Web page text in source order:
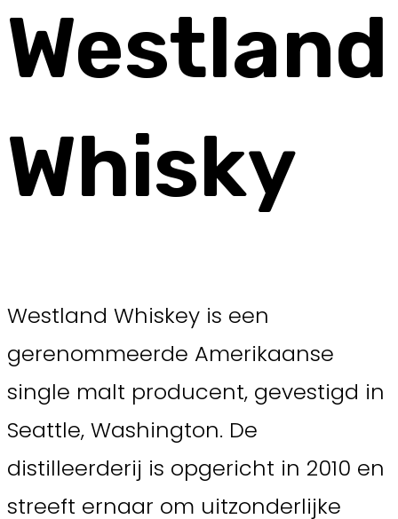
Westland
Whisky
Westland Whiskey is een
gerenommeerde Amerikaanse
single malt producent, gevestigd in
Seattle, Washington. De
distilleerderij is opgericht in 2010 en
streeft ernaar om uitzonderlijke